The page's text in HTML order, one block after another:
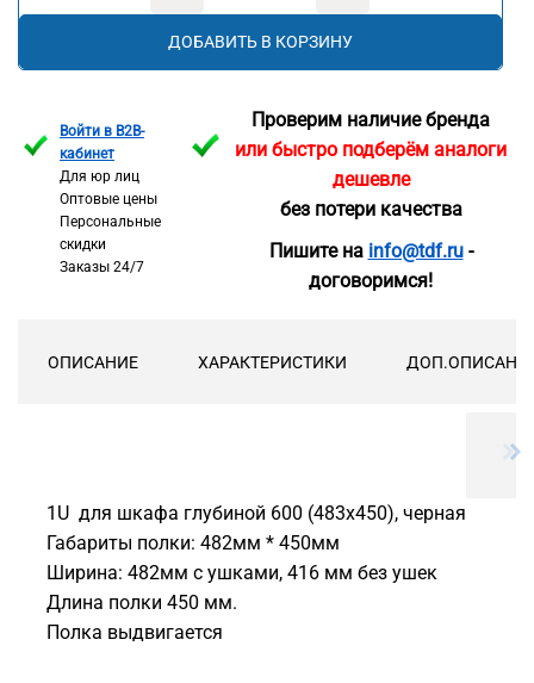
ДОБАВИТЬ В КОРЗИНУ
Войти в B2B-
кабинет
Для юр лиц
Оптовые цены
Персональные
скидки
Заказы 24/7
Проверим наличие бренда
или быстро подберём аналоги
дешевле
без потери качества
Пишите на info@tdf.ru-
договоримся!
ОПИСАНИЕ ХАРАКТЕРИСТИКИ
1U для шкафа глубиной 600 (483х450), черная
Габариты полки: 482мм * 450мм
Ширина: 482мм с ушками, 416 мм без ушек
Длина полки 450 мм.
Полка выдвигается